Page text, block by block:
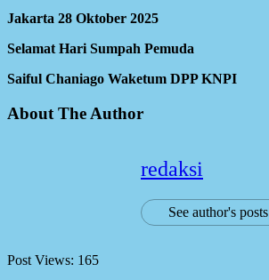
Jakarta 28 Oktober 2025
Selamat Hari Sumpah Pemuda
Saiful Chaniago Waketum DPP KNPI
About The Author
redaksi
See author's posts
Post Views: 165